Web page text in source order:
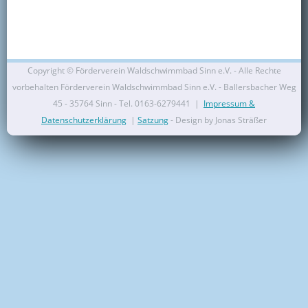
Copyright © Förderverein Waldschwimmbad Sinn e.V. - Alle Rechte
vorbehalten Förderverein Waldschwimmbad Sinn e.V. - Ballersbacher Weg
45 - 35764 Sinn - Tel. 0163-6279441 | Impressum &
Datenschutzerklärung | Satzung- Design by Jonas Sträßer